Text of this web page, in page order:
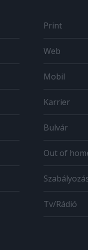
Print
Web
Mobil
Karrier
Bulvár
Out of
Tv/Rádió